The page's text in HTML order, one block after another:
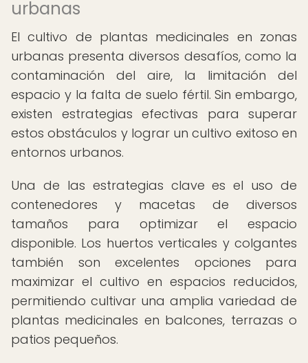
urbanas
El cultivo de plantas medicinales en zonas
urbanas presenta diversos desafíos, como la
contaminación del aire, la limitación del
espacio y la falta de suelo fértil. Sin embargo,
existen estrategias efectivas para superar
estos obstáculos y lograr un cultivo exitoso en
entornos urbanos.
Una de las estrategias clave es el uso de
contenedores y macetas de diversos
tamaños para optimizar el espacio
disponible. Los huertos verticales y colgantes
también son excelentes opciones para
maximizar el cultivo en espacios reducidos,
permitiendo cultivar una amplia variedad de
plantas medicinales en balcones, terrazas o
patios pequeños.